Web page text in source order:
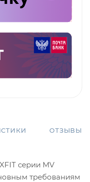
ОТЗЫВЫ
серии MV
требованиям